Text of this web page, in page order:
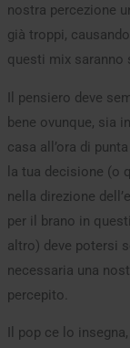
nostra percezione
già troppi,
questi mix saranno
Il pensiero deve
bene ovunque, sia
casa all’ora di
la tua decisione (o
nella direzione
per il brano in
altro) deve potersi
necessaria una
percepito.
Il pop ce lo